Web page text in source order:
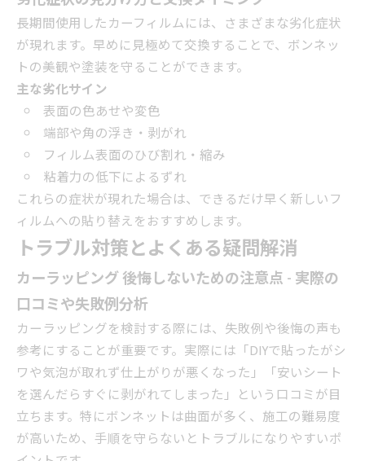
長期間使用したカーフィルムには、さまざまな劣化症状
が現れます。早めに見極めて交換することで、ボンネッ
トの美観や塗装を守ることができます。
主な劣化サイン
表面の色あせや変色
端部や角の浮き・剥がれ
フィルム表面のひび割れ・縮み
粘着力の低下によるずれ
これらの症状が現れた場合は、できるだけ早く新しいフ
ィルムへの貼り替えをおすすめします。
トラブル対策とよくある疑問解消
カーラッピング 後悔しないための注意点 - 実際の
口コミや失敗例分析
カーラッピングを検討する際には、失敗例や後悔の声も
参考にすることが重要です。実際には「DIYで貼ったがシ
ワや気泡が取れず仕上がりが悪くなった」「安いシート
を選んだらすぐに剥がれてしまった」という口コミが目
立ちます。特にボンネットは曲面が多く、施工の難易度
が高いため、手順を守らないとトラブルになりやすいポ